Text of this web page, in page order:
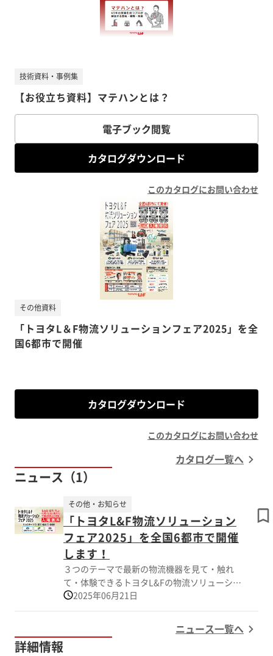
【お役立ち資料】マテハンとは？
技術資料・事例集
電子ブック閲覧
カタログダウンロード
このカタログにお問い合わせ
「トヨタL＆F物流ソリューションフェア2025」を全
国6都市で開催
その他資料
カタログダウンロード
このカタログにお問い合わせ
カタログ一覧へ
ニュース（1）
「トヨタL&F物流ソリューション
フェア2025」を全国6都市で開催
します！
その他・お知らせ
３つのテーマで最新の物流機器を見て・触れ
て・体験できるトヨタL&Fの物流ソリューショ
ンフェアを全国6都市で開催いたします！トヨ
タL&F取り扱い商品の展示のほかにも、特別セ
ミナーや提携メーカーの物流機器展示も行いま
す。入場無料となりますので、皆様ぜひお越し
2025年06月21日
ニュース一覧へ
詳細情報